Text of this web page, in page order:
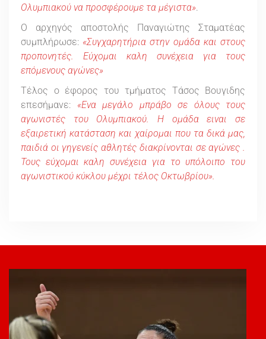
Ολυμπιακού να προσφέρουμε τα μέγιστα».
Ο αρχηγός αποστολής Παναγιώτης Σταματέας
συμπλήρωσε: «Συγχαρητήρια στην ομάδα και στους
προπονητές. Εύχομαι καλη συνέχεια για τους
επόμενους αγώνες»
Τέλος ο έφορος του τμήματος Τάσος Βουγιδης
επεσήμανε: «Ενα μεγάλο μπράβο σε όλους τους
αγωνιστές του Ολυμπιακού. Η ομάδα ειναι σε
εξαιρετική κατάσταση και χαίρομαι που τα δικά μας,
παιδιά οι γηγενείς αθλητές διακρίνονται σε αγώνες .
Τους εύχομαι καλη συνέχεια για το υπόλοιπο του
αγωνιστικού κύκλου μέχρι τέλος Οκτωβρίου».